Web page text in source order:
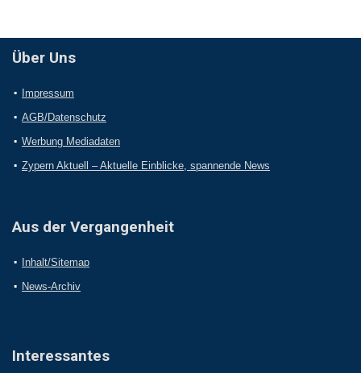
Über Uns
Impressum
AGB/Datenschutz
Werbung Mediadaten
Zypern Aktuell – Aktuelle Einblicke, spannende News
Aus der Vergangenheit
Inhalt/Sitemap
News-Archiv
Interessantes